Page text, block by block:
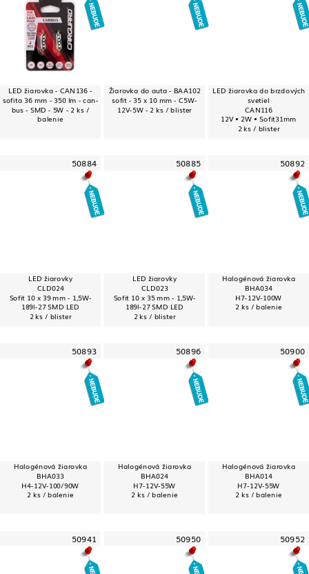
LED žiarovka - CAN136 -
sofita 36 mm - 350 lm - can-
bus - SMD - 5W - 2 ks /
balenie
Žiarovka do auta - BAA102
sofit - 35 x 10 mm - C5W-
12V-5W - 2 ks / blister
LED žiarovka do brzdových
svetiel
CAN116
12V • 2W • Sofit31mm
2 ks / blister
50884
LED žiarovky
CLD024
Sofit 10 x 39 mm - 1,5W-
189l-27 SMD LED
2 ks / blister
50885
LED žiarovky
CLD023
Sofit 10 x 35 mm - 1,5W-
189l-27 SMD LED
2 ks / blister
50892
Halogénová žiarovka
BHA034
H7-12V-100W
2 ks / balenie
50893
Halogénová žiarovka
BHA033
H4-12V-100/90W
2 ks / balenie
50896
Halogénová žiarovka
BHA024
H7-12V-55W
2 ks / balenie
50900
Halogénová žiarovka
BHA014
H7-12V-55W
2 ks / balenie
50941 50950 50952